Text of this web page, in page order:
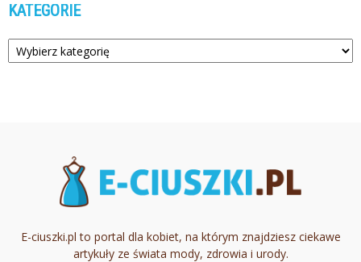
KATEGORIE
Kategorie
E-ciuszki.pl to portal dla kobiet, na którym znajdziesz ciekawe
artykuły ze świata mody, zdrowia i urody.